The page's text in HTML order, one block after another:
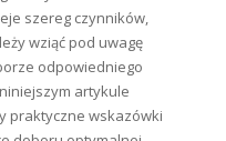
szereg czynników,
wziąć pod uwagę
odpowiedniego
niniejszym artykule
praktyczne wskazówki